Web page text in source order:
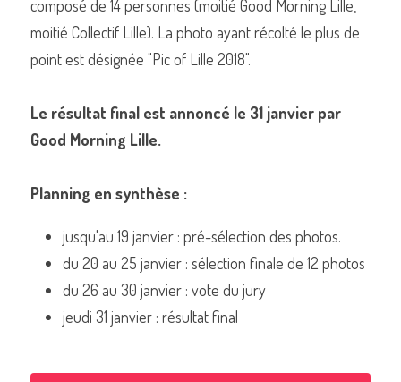
composé de 14 personnes (moitié Good Morning Lille,
moitié Collectif Lille). La photo ayant récolté le plus de
point est désignée "Pic of Lille 2018".
Le résultat final est annoncé le 31 janvier par
Good Morning Lille.
Planning en synthèse :
jusqu'au 19 janvier : pré-sélection des photos.
du 20 au 25 janvier : sélection finale de 12 photos
du 26 au 30 janvier : vote du jury
jeudi 31 janvier : résultat final